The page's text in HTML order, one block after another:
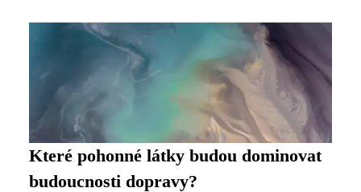
Které pohonné látky budou dominovat
budoucnosti dopravy?